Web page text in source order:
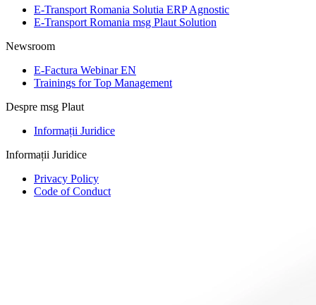
E-Transport Romania Solutia ERP Agnostic
E-Transport Romania msg Plaut Solution
Newsroom
E-Factura Webinar EN
Trainings for Top Management
Despre msg Plaut
Informații Juridice
Informații Juridice
Privacy Policy
Code of Conduct